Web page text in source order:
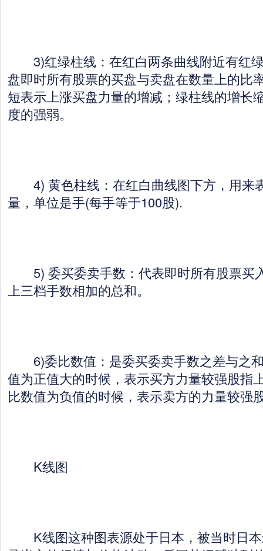
3)红绿柱线：在红白两条曲线附近有红
盘即时所有股票的买盘与卖盘在数量上的比
短表示上涨买盘力量的增减；绿柱线的增长
度的强弱。
4) 黄色柱线：在红白曲线图下方，用来
量，单位是手(每手等于100股).
5) 委买委卖手数：代表即时所有股票买
上三档手数相加的总和。
6)委比数值：是委买委卖手数之差与之
值为正值大的时候，表示买方力量较强股指
比数值为负值的时候，表示卖方的力量较强
K线图
K线图这种图表源处于日本，被当时日本